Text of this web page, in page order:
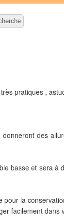
pratiques ,
des
basse et sera à
pour la
facilement dans